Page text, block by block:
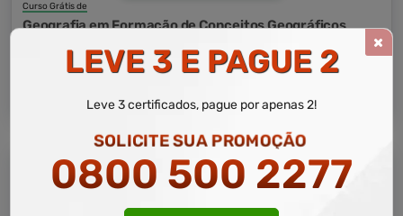
Curso Grátis de
Geografia em Formação de Conceitos Geográficos
CURSO ON-LINE
LEVE 3 E PAGUE 2
Leve 3 certificados, pague por apenas 2!
SOLICITE SUA PROMOÇÃO
0800 500 2277